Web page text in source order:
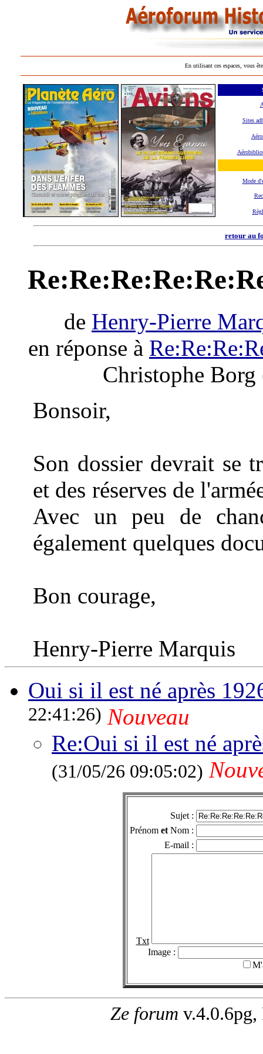
En utilisant ces espaces, vous
Sites
Mode
retour au
de Henry-Pierre
en réponse à
Christophe
Bonsoir,
Son dossier devrait se
et des réserves de
Avec un peu de
également quelques
Bon courage,
Henry-Pierre Marquis
Oui si il est né après
22:41:26) Nouveau
Re:Oui si il est né
(31/05/26 09:05:02)
Sujet :
Prénom et Nom :
E-mail :
Txt
Image :
Ze forum